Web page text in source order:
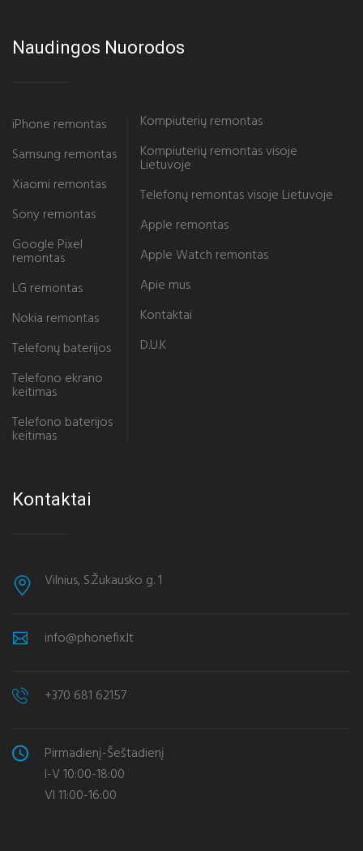
Naudingos Nuorodos
iPhone remontas
Samsung remontas
Xiaomi remontas
Sony remontas
Google Pixel
remontas
LG remontas
Nokia remontas
Telefonų baterijos
Telefono ekrano
keitimas
Telefono baterijos
keitimas
Kompiuterių remontas
Kompiuterių remontas visoje
Lietuvoje
Telefonų remontas visoje Lietuvoje
Apple remontas
Apple Watch remontas
Apie mus
Kontaktai
D.U.K
Kontaktai
Vilnius, S.Žukausko g. 1
info@phonefix.lt
+370 681 62157
Pirmadienį-Šeštadienį
I-V 10:00-18:00
VI 11:00-16:00